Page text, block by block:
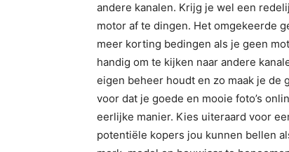
andere kanalen. Krijg je wel een
motor af te dingen. Het omgekeerde
meer korting bedingen als je geen
handig om te kijken naar andere
eigen beheer houdt en zo maak je de
voor dat je goede en mooie foto’s
eerlijke manier. Kies uiteraard voor
potentiële kopers jou kunnen bellen